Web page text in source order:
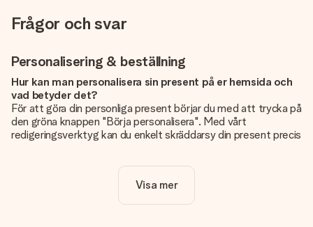
Frågor och svar
Personalisering & beställning
Hur kan man personalisera sin present på er hemsida och
vad betyder det?
För att göra din personliga present börjar du med att trycka på
den gröna knappen "Börja personalisera". Med vårt
redigeringsverktyg kan du enkelt skräddarsy din present precis
Kostar det något extra att personalisera sin present?
Visa mer